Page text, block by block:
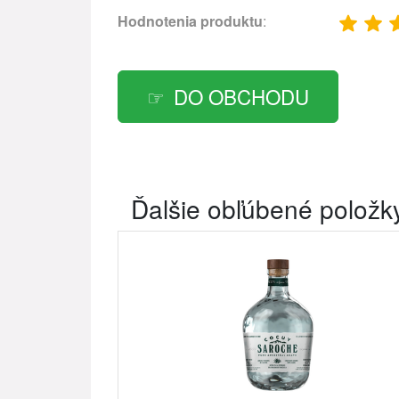
Hodnotenia produktu:
DO OBCHODU
Ďalšie obľúbené